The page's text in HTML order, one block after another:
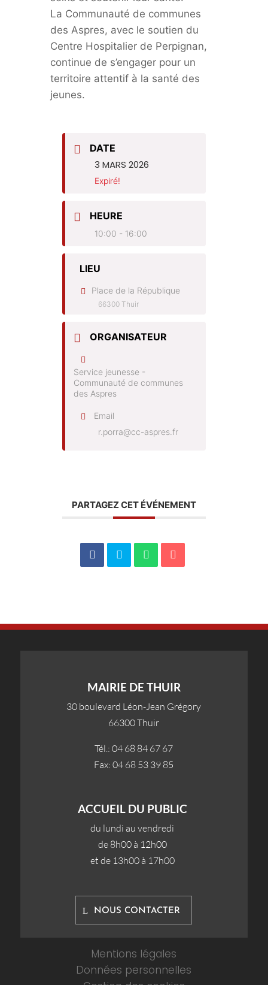
La Communauté de communes
des Aspres, avec le soutien du
Centre Hospitalier de Perpignan,
continue de s’engager pour un
territoire attentif à la santé des
jeunes.
DATE
3 MARS 2026
Expiré!
HEURE
10:00 - 16:00
LIEU
Place de la République
66300 Thuir
ORGANISATEUR
Service jeunesse -
Communauté de communes
des Aspres
Email
r.porra@cc-aspres.fr
PARTAGEZ CET ÉVÉNEMENT
MAIRIE DE THUIR
30 boulevard Léon-Jean Grégory
66300 Thuir
Tél.: 04 68 84 67 67
Fax: 04 68 53 39 85
ACCUEIL DU PUBLIC
du lundi au vendredi
de 8h00 à 12h00
et de 13h00 à 17h00
NOUS CONTACTER
Mentions légales
Données personnelles